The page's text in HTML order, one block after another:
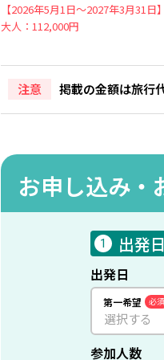
【2026年5月1日～2027年3月31
大人：112,000円
注意 掲載の金額は旅行
お申し込み・
1 出発
出発日
第一希望 必須
参加人数